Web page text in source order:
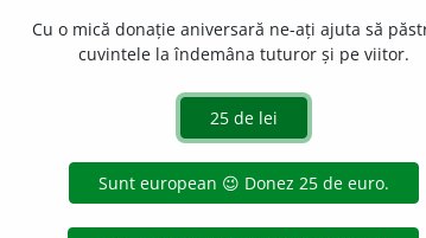
Persoană privită ca unitate distinctă față de
Ființă de origine animală sau vegetală
ființe. – Dinfr.individu,lat.individuum.
acțiuni
Cu o mică donație aniversară ne-ați ajuta să
cuvintele la îndemâna tuturor și pe viitor.